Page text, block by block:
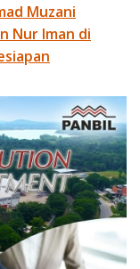
Muzani
Nur Iman di